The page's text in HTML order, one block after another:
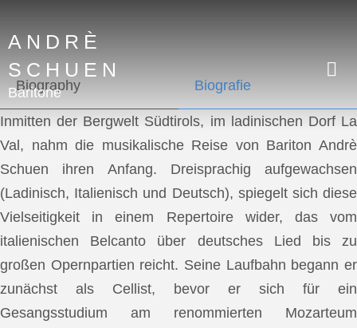
ANDRÈ
SCHUEN
Baritone
Biography Biografie
Inmitten der Bergwelt Südtirols, im ladinischen Dorf La
Val, nahm die musikalische Reise von Bariton Andrè
Schuen ihren Anfang. Dreisprachig aufgewachsen
(Ladinisch, Italienisch und Deutsch), spiegelt sich diese
Vielseitigkeit in einem Repertoire wider, das vom
italienischen Belcanto über deutsches Lied bis zu
großen Opernpartien reicht. Seine Laufbahn begann er
zunächst als Cellist, bevor er sich für ein
Gesangsstudium am renommierten Mozarteum